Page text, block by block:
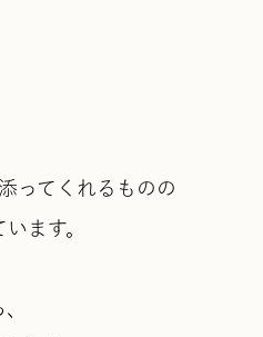
ってくれるものの
ます。